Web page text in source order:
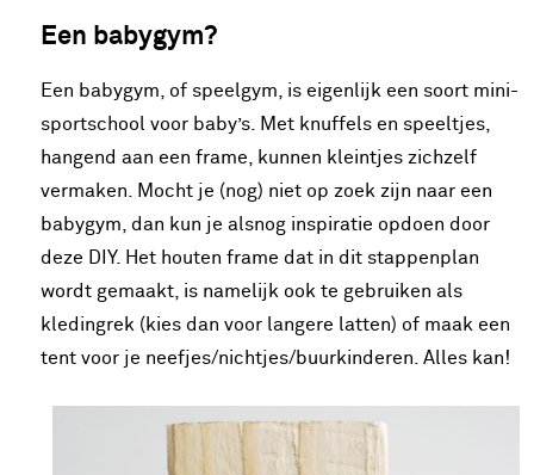
Een babygym?
Een babygym, of speelgym, is eigenlijk een soort mini-
sportschool voor baby’s. Met knuffels en speeltjes,
hangend aan een frame, kunnen kleintjes zichzelf
vermaken. Mocht je (nog) niet op zoek zijn naar een
babygym, dan kun je alsnog inspiratie opdoen door
deze DIY. Het houten frame dat in dit stappenplan
wordt gemaakt, is namelijk ook te gebruiken als
kledingrek (kies dan voor langere latten) of maak een
tent voor je neefjes/nichtjes/buurkinderen. Alles kan!